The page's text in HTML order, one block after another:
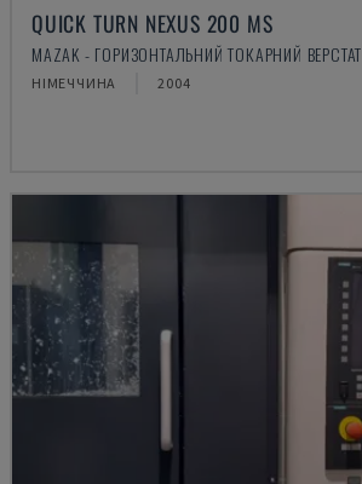
QUICK TURN NEXUS 200 MS
MAZAK - ГОРИЗОНТАЛЬНИЙ ТОКАРНИЙ ВЕРСТАТ
НІМЕЧЧИНА 2004